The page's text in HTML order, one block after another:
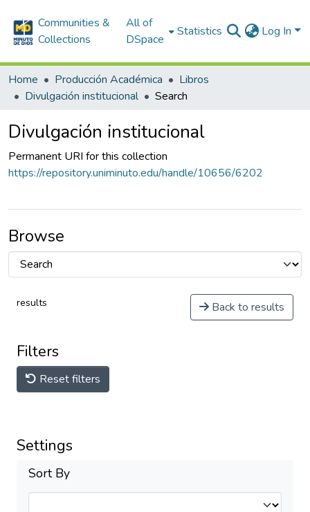
Communities &
Collections
All of
DSpace
Statistics Log In
Home Producción Académica
Libros
Divulgación institucional
Search
Divulgación institucional
Permanent URI for this collection
https://repository.uniminuto.edu/handle/10656/6202
Browse
results Back to results
Filters
Reset filters
Settings
Sort By